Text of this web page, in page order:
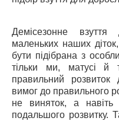
Демісезонне взуття
маленьких наших
бути підібрана з
тільки ми, матусі й
правильний розвиток
вимог до правильного
не виняток, а
подальшого розвитку.